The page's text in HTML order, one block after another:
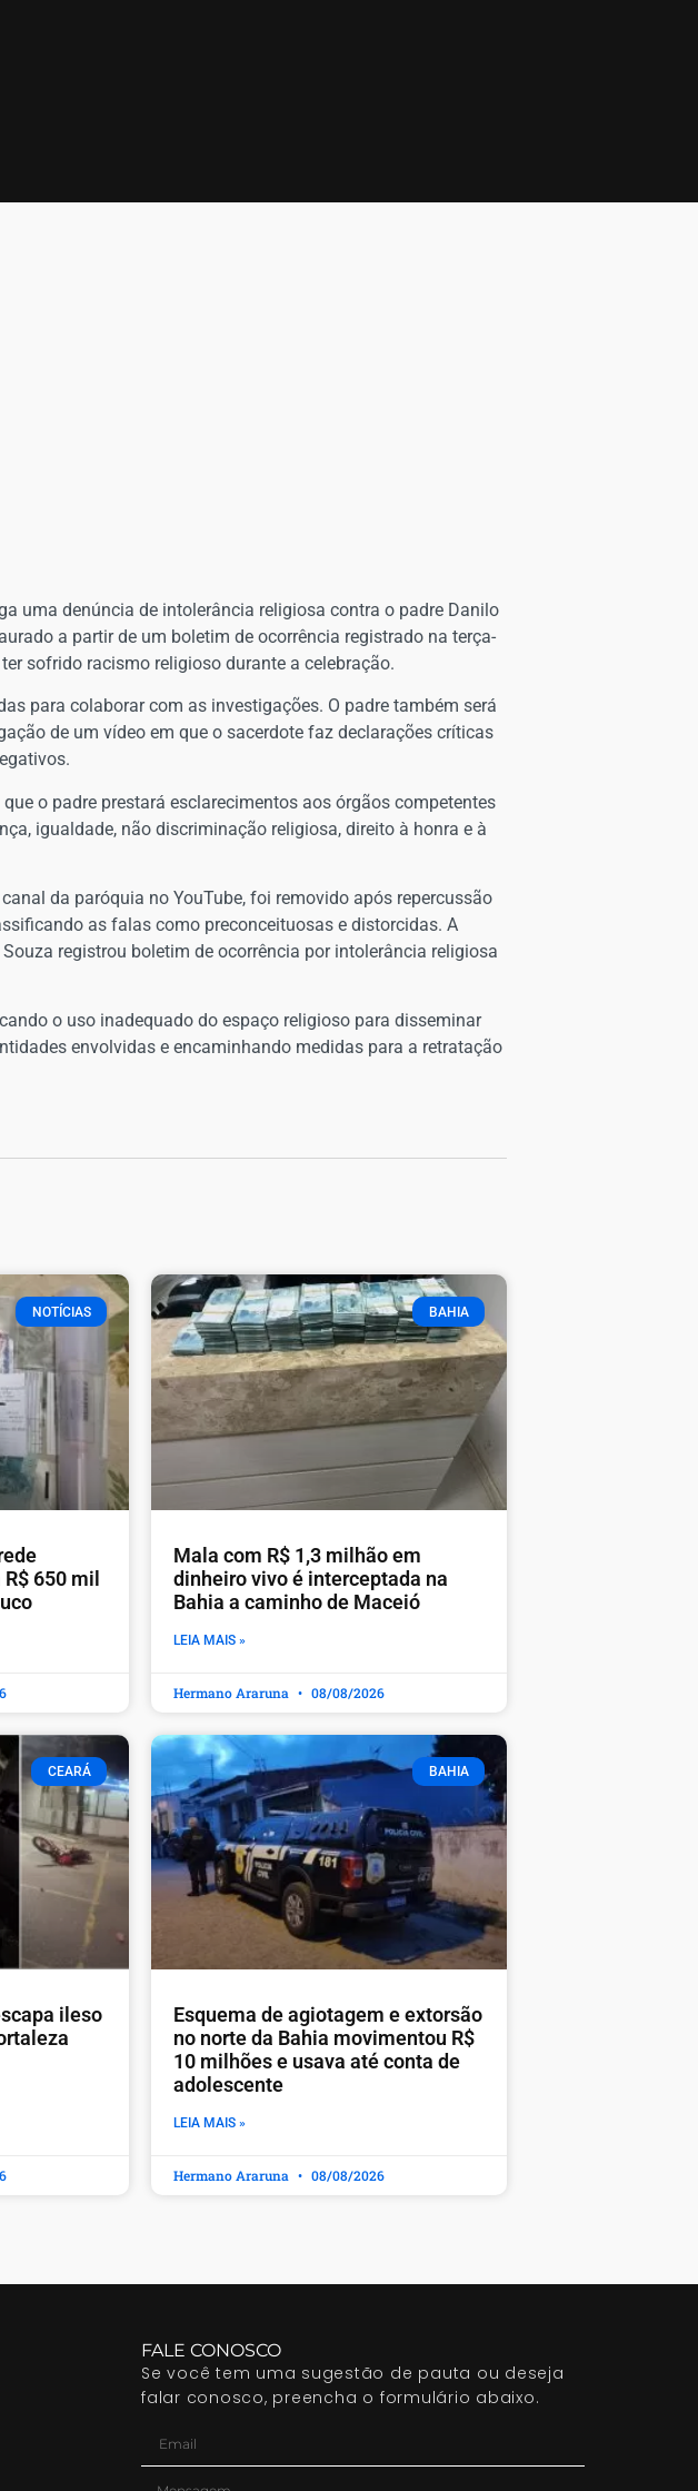
uma denúncia de intolerância religiosa contra o padre Danilo
a partir de um boletim de ocorrência registrado na terça-
sofrido racismo religioso durante a celebração.
para colaborar com as investigações. O padre também será
de um vídeo em que o sacerdote faz declarações críticas
o padre prestará esclarecimentos aos órgãos competentes
igualdade, não discriminação religiosa, direito à honra e à
da paróquia no YouTube, foi removido após repercussão
as falas como preconceituosas e distorcidas. A
registrou boletim de ocorrência por intolerância religiosa
o uso inadequado do espaço religioso para disseminar
envolvidas e encaminhando medidas para a retratação
NOTÍCIAS
650 mil
BAHIA
Mala com R$ 1,3 milhão em
dinheiro vivo é interceptada na
Bahia a caminho de Maceió
LEIA MAIS »
Hermano Araruna 08/08/2026
CEARÁ
ileso
BAHIA
Esquema de agiotagem e extorsão
no norte da Bahia movimentou R$
10 milhões e usava até conta de
adolescente
LEIA MAIS »
Hermano Araruna 08/08/2026
FALE CONOSCO
Se você tem uma sugestão de pauta ou deseja
falar conosco, preencha o formulário abaixo.